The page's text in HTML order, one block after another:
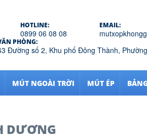
HOTLINE:
0899 06 08 08
EMAIL:
PHÒNG:
Đường số 2, Khu phố Đông Thành,
MÚT NGOÀI TRỜI MÚT ÉP
DƯƠNG